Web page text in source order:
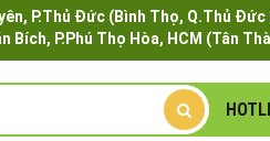
P.Thủ Đức (Bình Thọ, Q.Thủ Đức
Bích, P.Phú Thọ Hòa, HCM (Tân